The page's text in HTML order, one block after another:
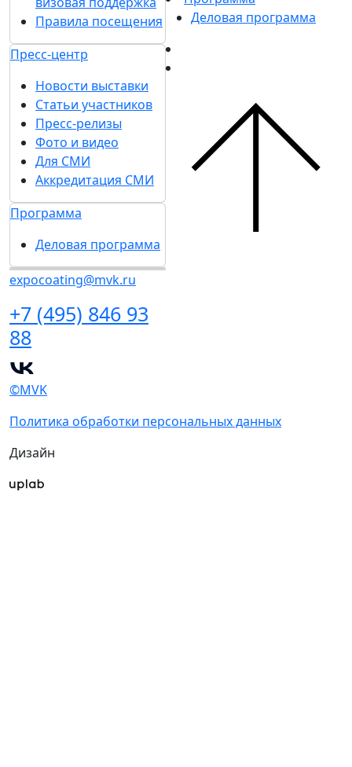
Правила посещения
Пресс-центр
Новости выставки
Статьи участников
Пресс-релизы
Фото и видео
Для СМИ
Аккредитация СМИ
Программа
Деловая программа
expocoating@mvk.ru
+7 (495) 846 93
88
Деловая программа
©MVK
Политика обработки персональных данных
Дизайн